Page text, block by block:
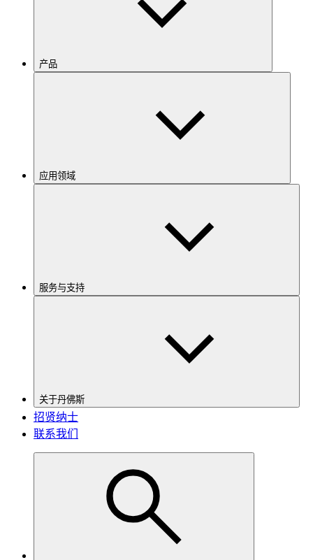
产品
应用领域
服务与支持
关于丹佛斯
招贤纳士
联系我们